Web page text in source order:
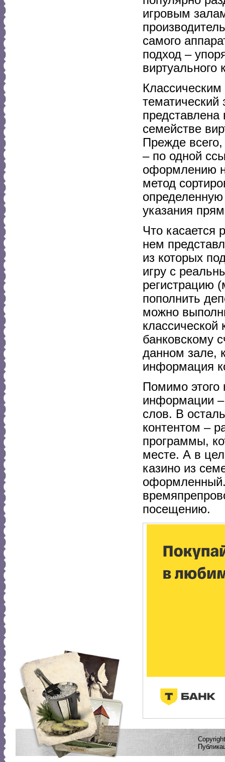
игровым
самого
подход –
виртуального
тематический
семействе
Прежде всего,
– по одной
оформлению
метод
указания
Что касается
нем
из которых
игру с
регистрацию
пополнить
можно
классической
банковскому
данном зале,
информация
Помимо этого
информации –
слов. В
контентом –
программы,
месте. А в
казино из
посещению.